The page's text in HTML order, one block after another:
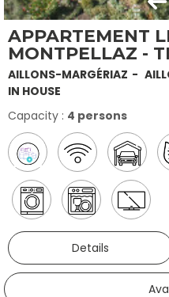
APPARTEMENT
MONTPELLAZ -
AILLONS-MARGÉRIAZ
IN HOUSE
Capacity : 4 persons
Details